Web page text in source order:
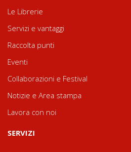
Le Librerie
Servizi e vantaggi
Raccolta punti
Eventi
Collaborazioni e Festival
Notizie e Area stampa
Lavora con noi
SERVIZI